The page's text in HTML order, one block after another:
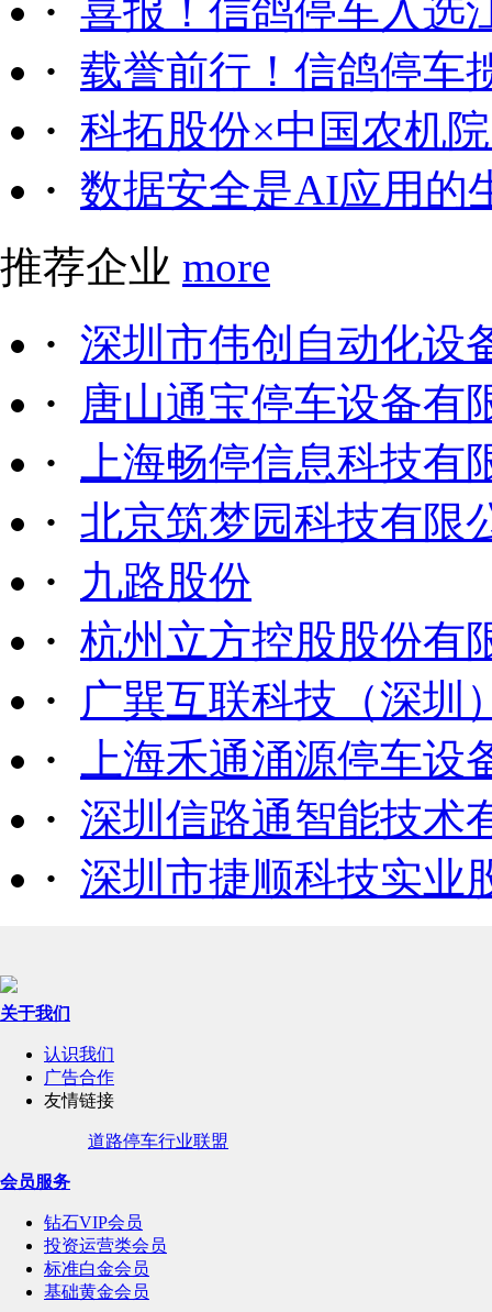
· 喜报！信鸽停车入选
· 载誉前行！信鸽停车
· 科拓股份×中国农机
· 数据安全是AI应用的
推荐企业 more
· 深圳市伟创自动化设
·
唐山通宝停车设备有
·
上海畅停信息科技有
· 北京筑梦园科技有限
·
九路股份
· 杭州立方控股股份有
·
广巽互联科技（深圳
·
上海禾通涌源停车设
· 深圳信路通智能技术
· 深圳市捷顺科技实业
关于我们
认识我们
广告合作
友情链接
道路停车行业联盟
会员服务
钻石VIP会员
投资运营类会员
标准白金会员
基础黄金会员